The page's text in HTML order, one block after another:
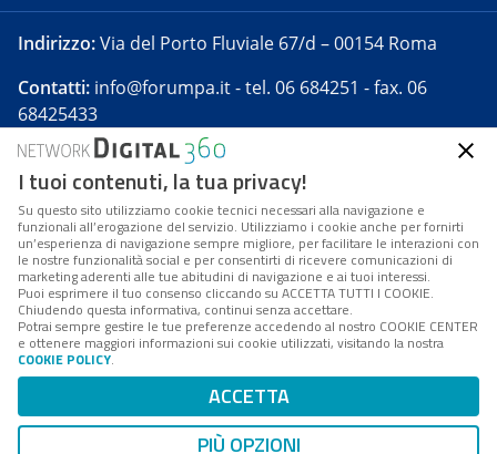
Indirizzo:Via del Porto Fluviale 67/d – 00154 Roma
Contatti: info@forumpa.it- tel. 06 684251 - fax. 06
68425433
Forumpa.itè una pubblicazione telematica iscritta
presso Registro della stampa del Tribunale di Roma -
Reg. n. 182 del 2 maggio 2008 - Direttore resp. Michela
Stentella
FPA s.r.l. è società soggetta a Direzione e
Coordinamento da parte di Digital360 S.p.A. - FPA s.r.l.
è un'azienda certificata per il sistema di management
Codice Fiscale/Partita IVA n. 10693191008 - R.E.A. Roma
n. 1249791. ISP AWS
Mappa del sito
I tuoi contenuti, la tua privacy!
Su questo sito utilizziamo cookie tecnici necessari alla navigazione e
funzionali all’erogazione del servizio. Utilizziamo i cookie anche per fornirti
un’esperienza di navigazione sempre migliore, per facilitare le interazioni con
le nostre funzionalità social e per consentirti di ricevere comunicazioni di
marketing aderenti alle tue abitudini di navigazione e ai tuoi interessi.
Puoi esprimere il tuo consenso cliccando su ACCETTA TUTTI I COOKIE.
Chiudendo questa informativa, continui senza accettare.
Potrai sempre gestire le tue preferenze accedendo al nostro COOKIE CENTER
e ottenere maggiori informazioni sui cookie utilizzati, visitando la nostra
COOKIE POLICY.
ACCETTA
PIÙ OPZIONI